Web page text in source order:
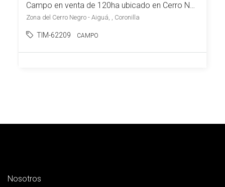
Campo en venta de 120ha ubicado en Cerro Negro
Zona del Cerro Negro - Aiguá, , Coronilla
TIM-62209 CAMPO
Nosotros